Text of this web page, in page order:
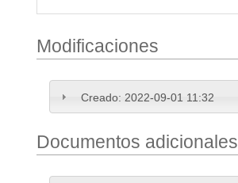
Modificaciones
Creado: 2022-09-01 11:32
Documentos adicionales